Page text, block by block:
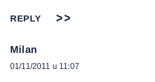
REPLY
Milan
01/11/2011 u 11:07